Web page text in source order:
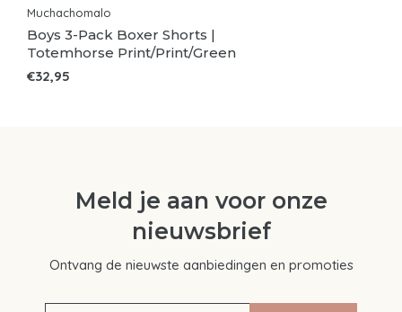
Muchachomalo
Boys 3-Pack Boxer Shorts |
Totemhorse Print/Print/Green
€32,95
Meld je aan voor onze
nieuwsbrief
Ontvang de nieuwste aanbiedingen en promoties